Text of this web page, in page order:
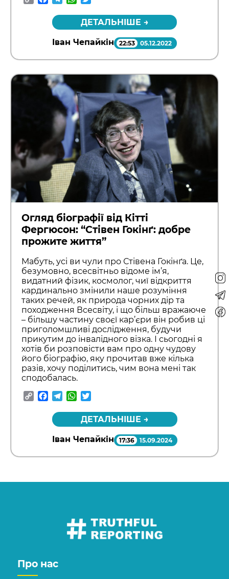
ДЕТАЛЬНІШЕ →
Іван Чепайкін 22:53 05.12.2022
Огляд біографії від Кітті
Фергюсон: “Стівен Гокінґ: добре
прожите життя”
Мабуть, усі ви чули про Стівена Гокінґа. Це,
безумовно, всесвітньо відоме ім’я,
видатний фізик, космолог, чиї відкриття
кардинально змінили наше розуміння
таких речей, як природа чорних дір та
походження Всесвіту, і що більш вражаюче
– більшу частину своєї кар’єри він робив ці
приголомшливі дослідження, будучи
прикутим до інвалідного візка. І сьогодні я
хотів би розповісти вам про одну чудову
його біографію, яку прочитав вже кілька
разів, хочу поділитись, чим вона мені так
сподобалась.
CopyFacebook
TelegramWhatsApp
ДЕТАЛЬНІШЕ →
Іван Чепайкін 17:36 15.09.2024
Про нас